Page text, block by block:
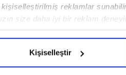
reklamlar
size daha iyi bir reklam
gösterdiğimizi ve bu noktada,
takdirde, kullanıcılara
Kişiselleştir
sürpriz ayrılık ihtimali!